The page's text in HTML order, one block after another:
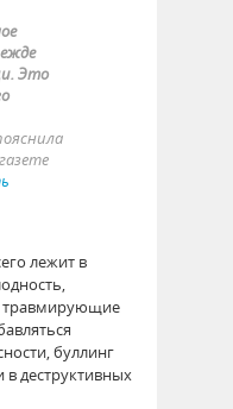
Это
лежит в
травмирующие
буллинг
деструктивных